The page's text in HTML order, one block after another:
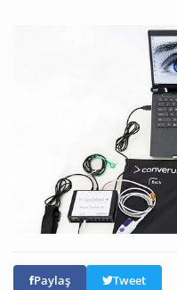
Paylaş Tweet